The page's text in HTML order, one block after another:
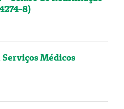
8)
Médicos